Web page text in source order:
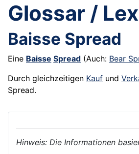
Glossar /
Baisse Spread
Eine Baisse Spread (Auch: Bear
Durch gleichzeitigen Kauf und
Spread.
Hinweis: Die Informationen